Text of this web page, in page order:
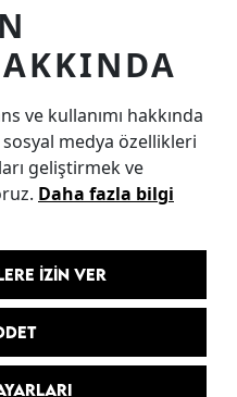
Aydınlatma Metni
Metni
Formu
Metni
ve kullanımı hakkında
medya özellikleri
geliştirmek ve
Daha fazla bilgi
İZIN VER